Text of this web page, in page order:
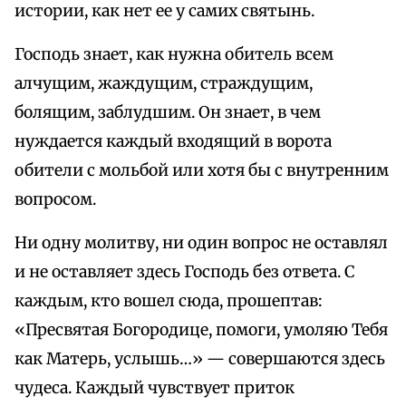
истории, как нет ее у самих святынь.
Господь знает, как нужна обитель всем
алчущим, жаждущим, страждущим,
болящим, заблудшим. Он знает, в чем
нуждается каждый входящий в ворота
обители с мольбой или хотя бы с внутренним
вопросом.
Ни одну молитву, ни один вопрос не оставлял
и не оставляет здесь Господь без ответа. С
каждым, кто вошел сюда, прошептав:
«Пресвятая Богородице, помоги, умоляю Тебя
как Матерь, услышь…» — совершаются здесь
чудеса. Каждый чувствует приток